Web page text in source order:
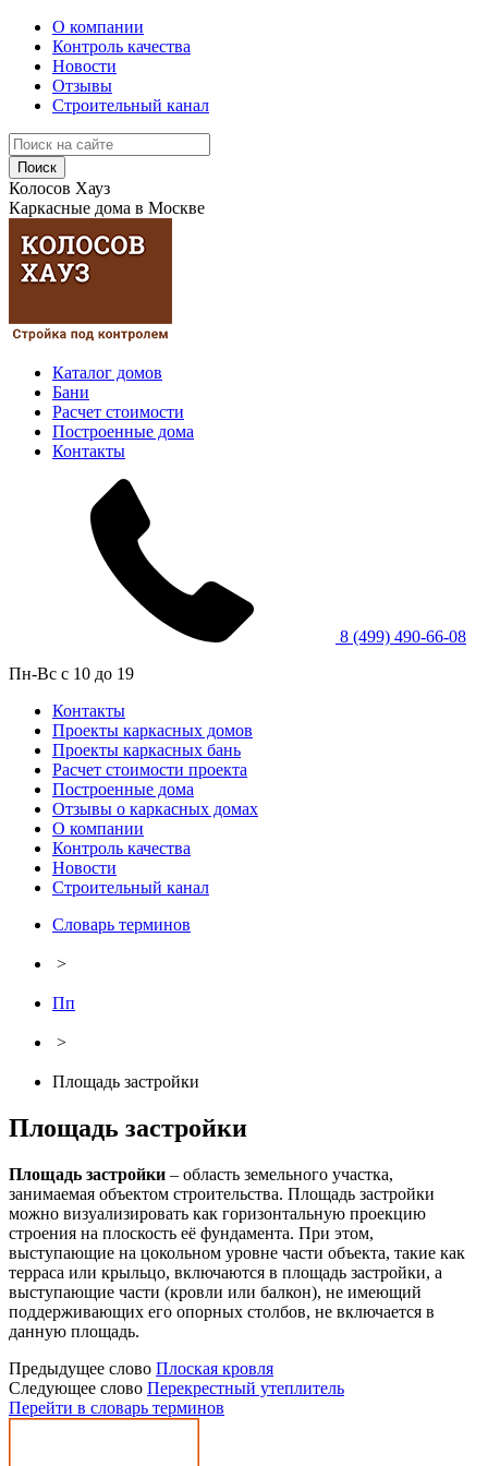
О компании
Контроль качества
Новости
Отзывы
Строительный канал
Поиск
Колосов Хауз
Каркасные дома в Москве
Каталог домов
Бани
Расчет стоимости
Построенные дома
Контакты
8 (499) 490-66-08
Пн-Вс с 10 до 19
Контакты
Проекты каркасных домов
Проекты каркасных бань
Расчет стоимости проекта
Построенные дома
Отзывы о каркасных домах
О компании
Контроль качества
Новости
Строительный канал
Словарь терминов
>
Пп
>
Площадь застройки
Площадь застройки
Площадь застройки – область земельного участка,
занимаемая объектом строительства. Площадь застройки
можно визуализировать как горизонтальную проекцию
строения на плоскость её фундамента. При этом,
выступающие на цокольном уровне части объекта, такие как
терраса или крыльцо, включаются в площадь застройки, а
выступающие части (кровли или балкон), не имеющий
поддерживающих его опорных столбов, не включается в
данную площадь.
Предыдущее слово Плоская кровля
Следующее слово Перекрестный утеплитель
Перейти в словарь терминов